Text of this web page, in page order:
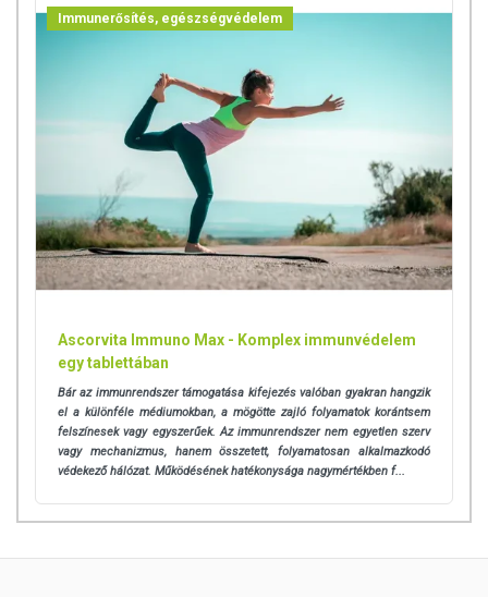
Immunerősítés, egészségvédelem
Ascorvita Immuno Max - Komplex immunvédelem
egy tablettában
Bár az immunrendszer támogatása kifejezés valóban gyakran hangzik
el a különféle médiumokban, a mögötte zajló folyamatok korántsem
felszínesek vagy egyszerűek. Az immunrendszer nem egyetlen szerv
vagy mechanizmus, hanem összetett, folyamatosan alkalmazkodó
védekező hálózat. Működésének hatékonysága nagymértékben f...